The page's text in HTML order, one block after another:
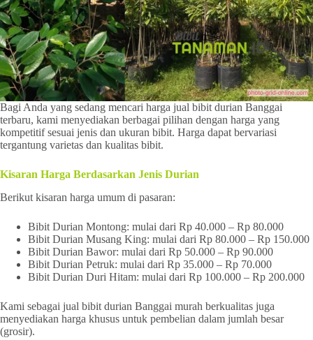
Bagi Anda yang sedang mencari harga jual bibit durian Banggai
terbaru, kami menyediakan berbagai pilihan dengan harga yang
kompetitif sesuai jenis dan ukuran bibit. Harga dapat bervariasi
tergantung varietas dan kualitas bibit.
Kisaran Harga Berdasarkan Jenis Durian
Berikut kisaran harga umum di pasaran:
Bibit Durian Montong: mulai dari Rp 40.000 – Rp 80.000
Bibit Durian Musang King: mulai dari Rp 80.000 – Rp 150.000
Bibit Durian Bawor: mulai dari Rp 50.000 – Rp 90.000
Bibit Durian Petruk: mulai dari Rp 35.000 – Rp 70.000
Bibit Durian Duri Hitam: mulai dari Rp 100.000 – Rp 200.000
Kami sebagai jual bibit durian Banggai murah berkualitas juga
menyediakan harga khusus untuk pembelian dalam jumlah besar
(grosir).